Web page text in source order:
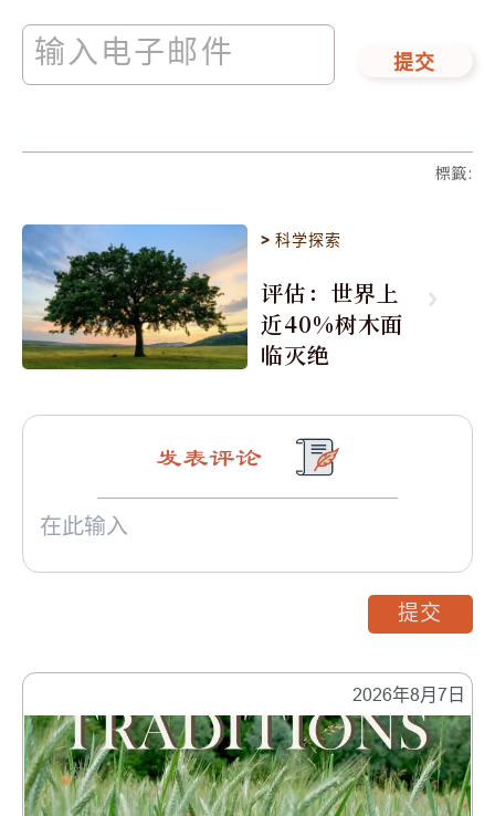
提交
標籤:
>科学探索
评估：世界上
近40%树木面
临灭绝
2026年8月7日
发表评论
提交